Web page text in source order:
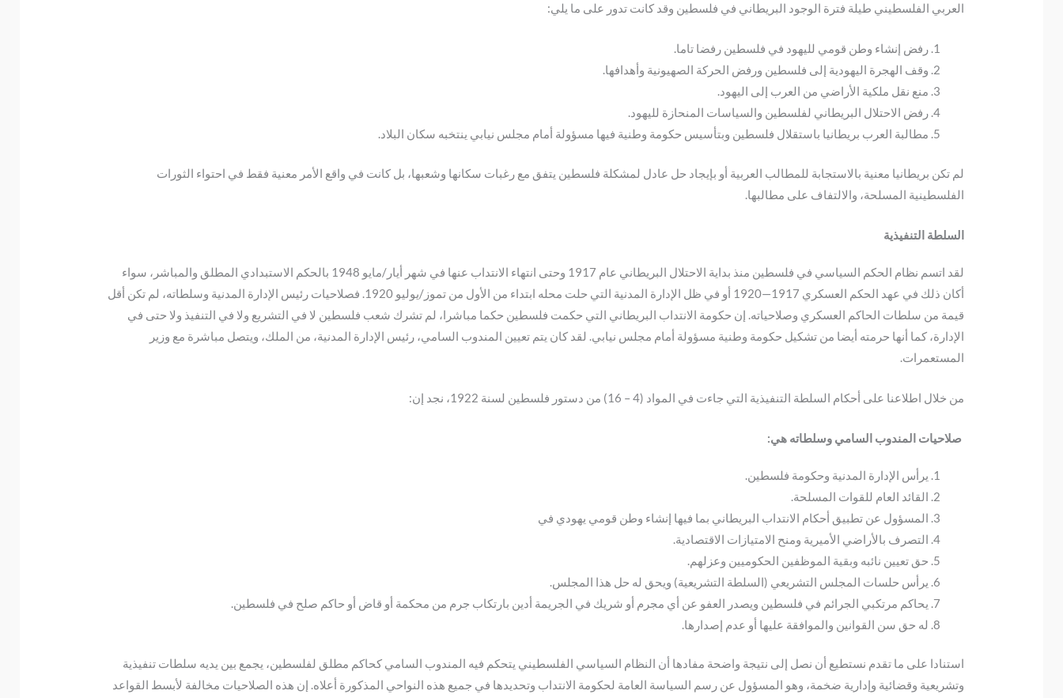
العربي الفلسطيني طيلة فترة الوجود البريطاني في فلسطين وقد كانت تدور على ما يلي:
رفض إنشاء وطن قومي لليهود في فلسطين رفضا تاما.
وقف الهجرة اليهودية إلى فلسطين ورفض الحركة الصهيونية وأهدافها.
منع نقل ملكية الأراضي من العرب إلى اليهود.
رفض الاحتلال البريطاني لفلسطين والسياسات المنحازة لليهود.
مطالبة العرب بريطانيا باستقلال فلسطين وبتأسيس حكومة وطنية فيها مسؤولة أمام مجلس نيابي ينتخبه سكان البلاد.
لم تكن بريطانيا معنية بالاستجابة للمطالب العربية أو بإيجاد حل عادل لمشكلة فلسطين يتفق مع رغبات سكانها وشعبها، بل كانت في واقع الأمر معنية فقط في احتواء الثورات
الفلسطينية المسلحة، والالتفاف على مطالبها.
السلطة التنفيذية
لقد اتسم نظام الحكم السياسي في فلسطين منذ بداية الاحتلال البريطاني عام 1917 وحتى انتهاء الانتداب عنها في شهر أيار/مايو 1948 بالحكم الاستبدادي المطلق والمباشر، سواء
أكان ذلك في عهد الحكم العسكري 1917—1920 أو في ظل الإدارة المدنية التي حلت محله ابتداء من الأول من تموز/يوليو 1920. فصلاحيات رئيس الإدارة المدنية وسلطاته، لم تكن أقل
قيمة من سلطات الحاكم العسكري وصلاحياته. إن حكومة الانتداب البريطاني التي حكمت فلسطين حكما مباشرا، لم تشرك شعب فلسطين لا في التشريع ولا في التنفيذ ولا حتى في
الإدارة، كما أنها حرمته أيضا من تشكيل حكومة وطنية مسؤولة أمام مجلس نيابي. لقد كان يتم تعيين المندوب السامي، رئيس الإدارة المدنية، من الملك، ويتصل مباشرة مع وزير
المستعمرات.
من خلال اطلاعنا على أحكام السلطة التنفيذية التي جاءت في المواد (4 – 16) من دستور فلسطين لسنة 1922، نجد إن:
صلاحيات المندوب السامي وسلطاته هي:
يرأس الإدارة المدنية وحكومة فلسطين.
القائد العام للقوات المسلحة.
المسؤول عن تطبيق أحكام الانتداب البريطاني بما فيها إنشاء وطن قومي يهودي في
التصرف بالأراضي الأميرية ومنح الامتيازات الاقتصادية.
حق تعيين نائبه وبقية الموظفين الحكوميين وعزلهم.
يرأس حلسات المجلس التشريعي (السلطة التشريعية) ويحق له حل هذا المجلس.
يحاكم مرتكبي الجرائم في فلسطين ويصدر العفو عن أي مجرم أو شريك في الجريمة أدين بارتكاب جرم من محكمة أو قاض أو حاكم صلح في فلسطين.
له حق سن القوانين والموافقة عليها أو عدم إصدارها.
استنادا على ما تقدم نستطيع أن نصل إلى نتيجة واضحة مفادها أن النظام السياسي الفلسطيني يتحكم فيه المندوب السامي كحاكم مطلق لفلسطين، يجمع بين يديه سلطات تنفيذية
وتشريعية وقضائية وإدارية ضخمة، وهو المسؤول عن رسم السياسة العامة لحكومة الانتداب وتحديدها في جميع هذه النواحي المذكورة أعلاه. إن هذه الصلاحيات مخالفة لأبسط القواعد